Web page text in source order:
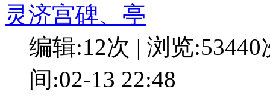
灵济宫碑、亭
编辑:12次 | 浏览:53440
间:02-13 22:48